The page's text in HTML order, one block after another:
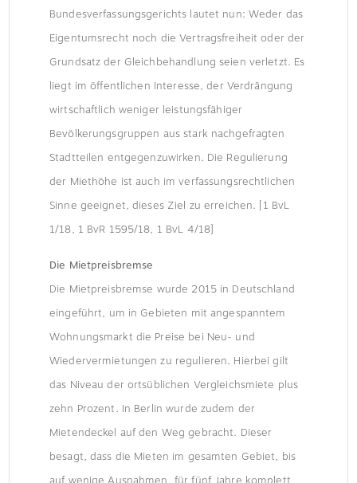
Bundesverfassungsgerichts lautet nun: Weder das
Eigentumsrecht noch die Vertragsfreiheit oder der
Grundsatz der Gleichbehandlung seien verletzt. Es
liegt im öffentlichen Interesse, der Verdrängung
wirtschaftlich weniger leistungsfähiger
Bevölkerungsgruppen aus stark nachgefragten
Stadtteilen entgegenzuwirken. Die Regulierung
der Miethöhe ist auch im verfassungsrechtlichen
Sinne geeignet, dieses Ziel zu erreichen. [1 BvL
1/18, 1 BvR 1595/18, 1 BvL 4/18]
Die Mietpreisbremse
Die Mietpreisbremse wurde 2015 in Deutschland
eingeführt, um in Gebieten mit angespanntem
Wohnungsmarkt die Preise bei Neu- und
Wiedervermietungen zu regulieren. Hierbei gilt
das Niveau der ortsüblichen Vergleichsmiete plus
zehn Prozent. In Berlin wurde zudem der
Mietendeckel auf den Weg gebracht. Dieser
besagt, dass die Mieten im gesamten Gebiet, bis